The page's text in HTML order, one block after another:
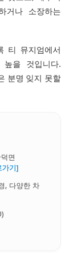
거나 소장하는
티 뮤지엄에서
을 것입니다.
분명 잊지 못할
면
가기]
, 다양한 차